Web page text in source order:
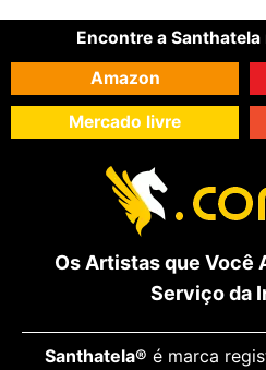
Encontre a
Amazon
Mercado livre
Os Artistas que Você
Serviço da
Santhatela® é marca